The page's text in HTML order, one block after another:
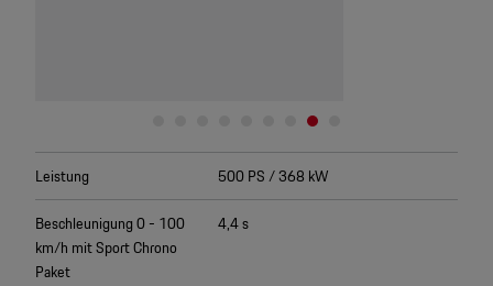
500 PS / 368 kW
Leistung
4,4 s
Beschleunigung 0 - 100
km/h mit Sport Chrono
Paket